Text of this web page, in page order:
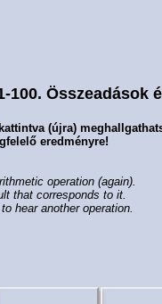
100. Összeadások
(újra)
eredményre!
operation (again).
that corresponds to it.
to hear another operation.